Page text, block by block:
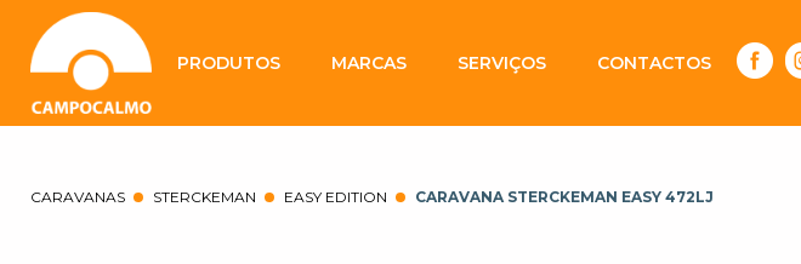
PRODUTOS MARCAS SERVIÇOS CONTACTOS
CARAVANAS STERCKEMAN EASY EDITION CARAVANA STERCKEMAN EASY 472LJ